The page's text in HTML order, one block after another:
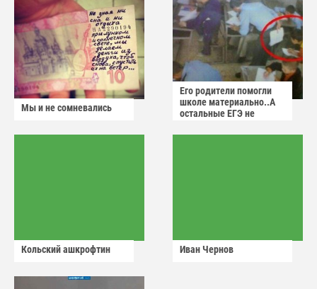
Мы и не сомневались
Его родители помогли
школе материально..А
остальные ЕГЭ не
Кольский ашкрофтин Иван Чернов